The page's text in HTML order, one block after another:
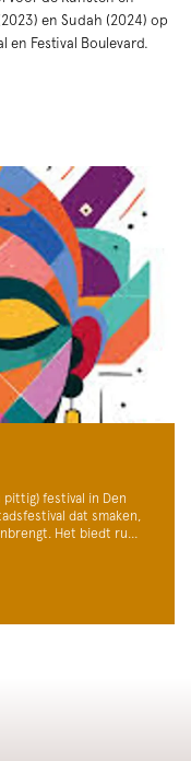
en Sudah (2024) op
en Festival Boulevard.
pittig) festival in Den
dat smaken,
Het biedt ru…